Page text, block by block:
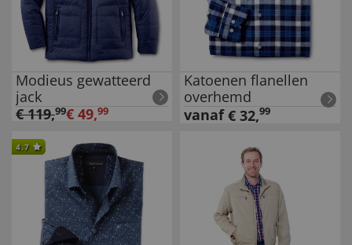
Modieus gewatteerd
jack
€119,99€ 49,99
Katoenen flanellen
overhemd
vanaf € 32,99
4.7